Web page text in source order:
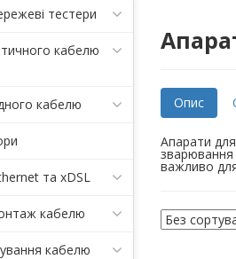
тестери
кабелю
кабелю
та xDSL
кабелю
кабелю
Опис
Апарати
важливо